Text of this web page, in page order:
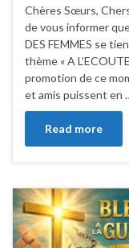
Chères Sœurs,
de vous informer
DES FEMMES se
thème « A
promotion de ce
et amis puissent en
Read more